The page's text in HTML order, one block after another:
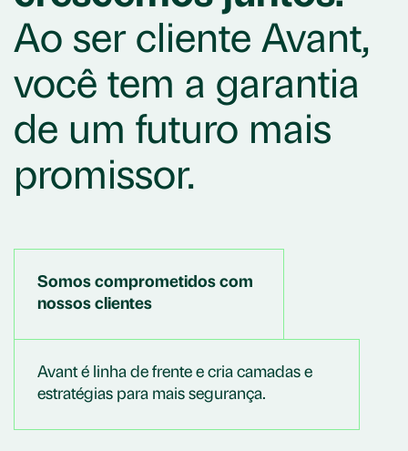
Ao ser cliente Avant,
você tem a garantia
de um futuro mais
promissor.
Somos comprometidos com
nossos clientes
Avant é linha de frente e cria camadas e
estratégias para mais segurança.